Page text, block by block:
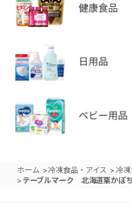
ホーム >冷凍食品・アイス > 冷
> テーブルマーク 北海道栗かぼ